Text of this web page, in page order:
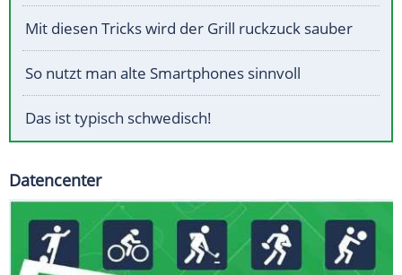
Mit diesen Tricks wird der Grill ruckzuck sauber
So nutzt man alte Smartphones sinnvoll
Das ist typisch schwedisch!
Datencenter